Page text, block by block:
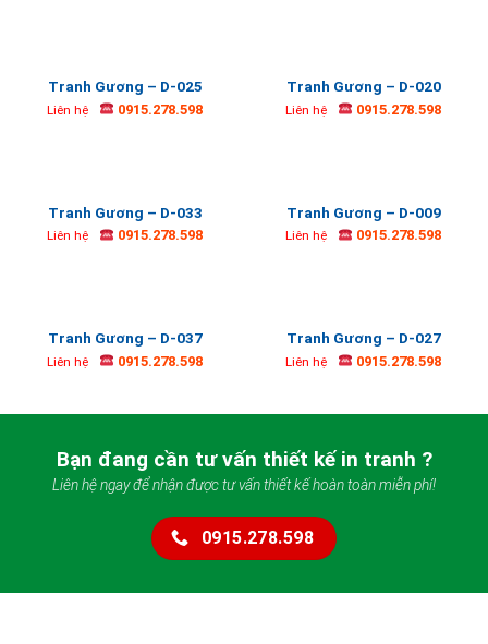
Tranh Gương – D-025
Liên hệ 0915.278.598
Tranh Gương – D-020
Liên hệ 0915.278.598
Tranh Gương – D-033
Liên hệ 0915.278.598
Tranh Gương – D-009
Liên hệ 0915.278.598
Tranh Gương – D-037
Liên hệ 0915.278.598
Tranh Gương – D-027
Liên hệ 0915.278.598
Bạn đang cần tư vấn thiết kế in tranh ?
Liên hệ ngay để nhận được tư vấn thiết kế hoàn toàn miễn phí!
0915.278.598